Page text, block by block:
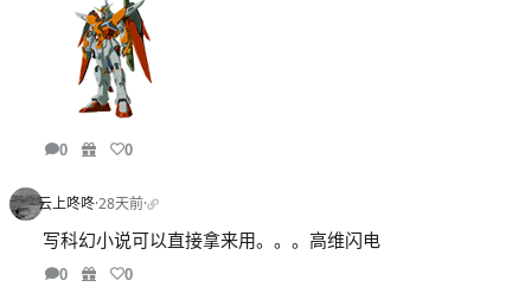
0 0
云上咚咚·28天前·
写科幻小说可以直接拿来用。。。高维闪电
0 0